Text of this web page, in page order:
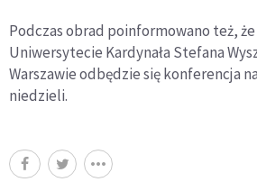
Podczas obrad poinformowano też,
Uniwersytecie Kardynała Stefana
Warszawie odbędzie się konferencja
niedzieli.